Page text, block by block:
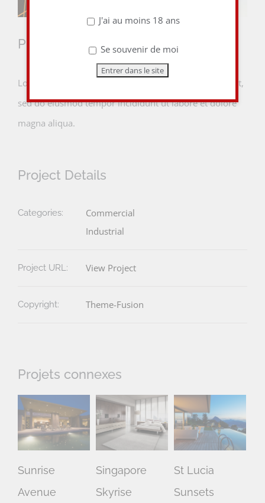
Project Description
Lorem ipsum dolor sit amet, consectetur adipiscing elit,
sed do eiusmod tempor incididunt ut labore et dolore
magna aliqua.
Project Details
Categories:
Commercial
Industrial
Project URL: View Project
Copyright: Theme-Fusion
Projets connexes
Sunrise
Avenue
Singapore
Skyrise
St Lucia
Sunsets
J'ai au moins 18 ans
Se souvenir de moi